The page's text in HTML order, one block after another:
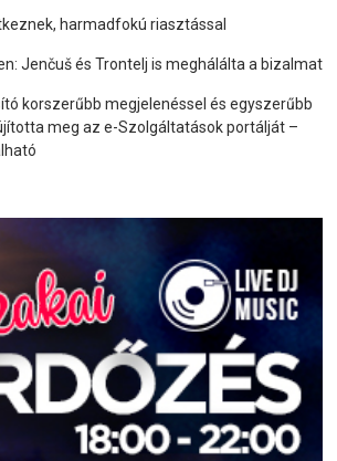
harmadfokú riasztással
Jenčuš és Trontelj is meghálálta a bizalmat
korszerűbb megjelenéssel és egyszerűbb
meg az e-Szolgáltatások portálját –